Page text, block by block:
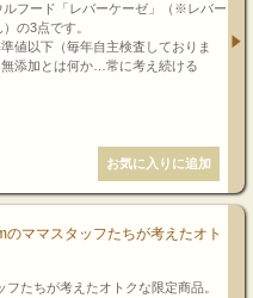
ルフード「レバーケーゼ」（※レバー
の3点です。
値以下（毎年自主検査しておりま
添加とは何か…常に考え続ける
のママスタッフたちが考えたオト
たちが考えたオトクな限定商品。